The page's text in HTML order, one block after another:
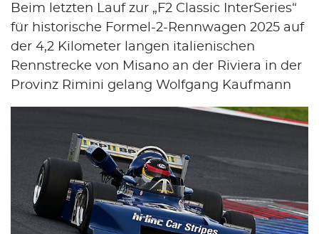
Beim letzten Lauf zur „F2 Classic InterSeries“
für historische Formel-2-Rennwagen 2025 auf
der 4,2 Kilometer langen italienischen
Rennstrecke von Misano an der Riviera in der
Provinz Rimini gelang Wolfgang Kaufmann